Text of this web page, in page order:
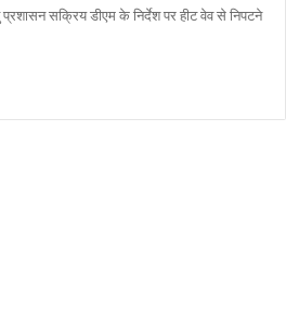
प्रशासन सक्रिय डीएम के निर्देश पर हीट वेव से निपटने